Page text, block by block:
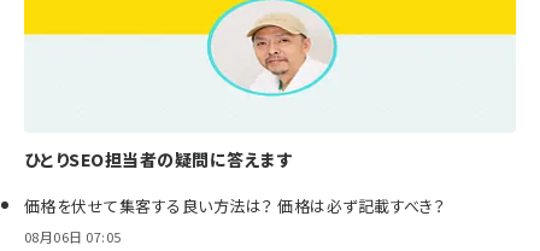
ひとりSEO担当者の疑問に答えます
価格を伏せて集客する良い方法は？ 価格は必ず記載すべき？
08月06日 07:05